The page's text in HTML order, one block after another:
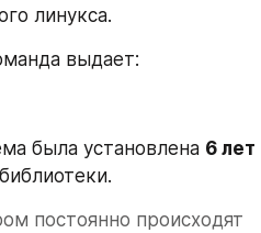
линукса.
выдает:
была установлена 6 лет
постоянно происходят